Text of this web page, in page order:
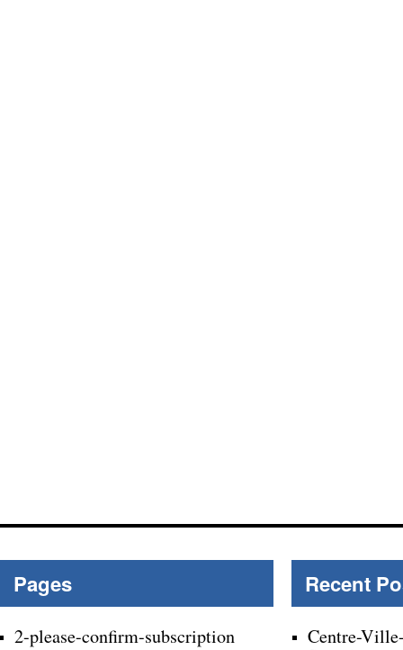
Pages
2-please-confirm-subscription
Recent
Centre-